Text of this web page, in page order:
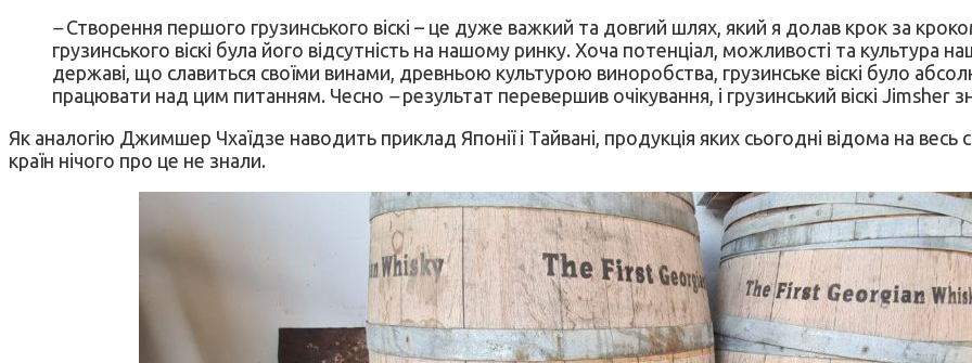
–Створення першого грузинського віскі – це дуже важкий та довгий шлях, який я долав крок за
грузинського віскі була його відсутність на нашому ринку. Хоча потенціал, можливості та культура
державі, що славиться своїми винами, древньою культурою виноробства, грузинське віскі було
працювати над цим питанням. Чесно –результат перевершив очікування, і грузинський віскі Jimsher
Як аналогію Джимшер Чхаїдзе наводить приклад Японії і Тайвані, продукція яких сьогодні відома на весь
країн нічого про це не знали.